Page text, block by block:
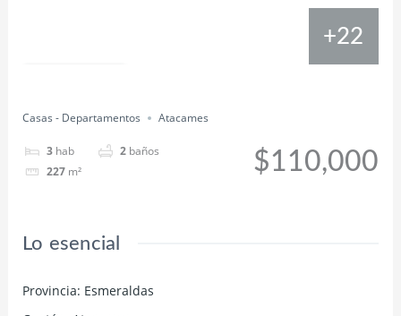
+22
Casas - Departamentos Atacames
3 hab 2 baños
227 m² $110,000
Lo esencial
Provincia: Esmeraldas